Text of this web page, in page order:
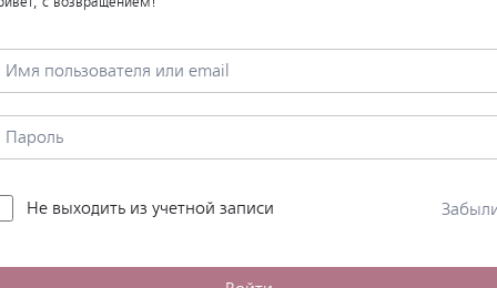
Не выходить из учетной записи